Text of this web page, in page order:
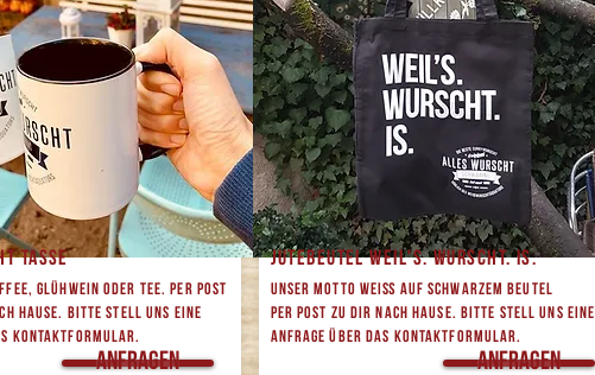
TASSE
Glühwein oder tee. per Post
Hause. Bitte stell uns eine
Kontaktformular.
Anfragen
Jutebeutel Weil's. Wurscht. Is.
Unser MottO weiß auf schwarzem Beutel
per Post zu dir nach Hause. Bitte stell uns eine
Anfrage über das Kontaktformular.
Anfragen